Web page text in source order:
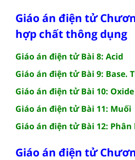
Giáo án điện tử
hợp chất thông dụng
Giáo án điện tử Bài 8: Acid
Giáo án điện tử Bài 9: Base.
Giáo án điện tử Bài 10: Oxide
Giáo án điện tử Bài 11: Muối
Giáo án điện tử Bài 12:
Giáo án điện tử